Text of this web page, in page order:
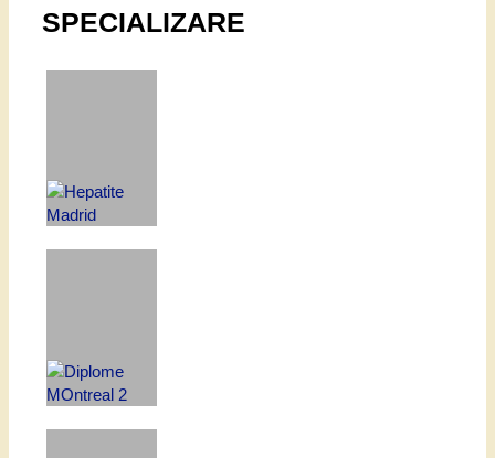
SPECIALIZARE